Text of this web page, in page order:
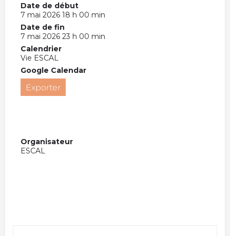
Date de début
7 mai 2026 18 h 00 min
Date de fin
7 mai 2026 23 h 00 min
Calendrier
Vie ESCAL
Google Calendar
Exporter
Organisateur
ESCAL